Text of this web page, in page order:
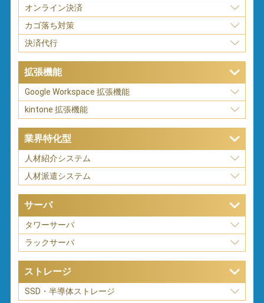
オンライン決済
カゴ落ち対策
決済代行
拡張機能
Google Workspace 拡張機能
kintone 拡張機能
業界特化型
人材紹介システム
人材派遣システム
サーバ
タワーサーバ
ラックサーバ
ストレージ
SSD・半導体ストレージ